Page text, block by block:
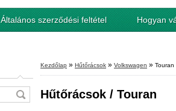
Általános szerződési feltétel Hogyan
Kezdőlap » Hűtőrácsok » Volkswagen » Touran
Hűtőrácsok / Touran